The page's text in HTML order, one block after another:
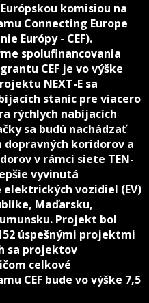
komisiou na
Connecting Europe
Európy - CEF).
spolufinancovania
CEF je vo výške
NEXT-E sa
staníc pre viacero
rýchlych nabíjacích
sa budú nachádzať
dopravných koridorov a
v rámci siete TEN-
vyvinutá
vozidiel (EV)
Maďarsku,
Projekt bol
úspešnými projektmi
sa projektov
celkové
CEF bude vo výške 7,5